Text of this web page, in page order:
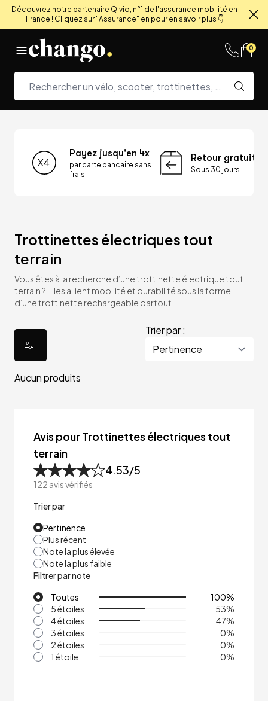
Découvrez notre partenaire Qivio, n°1 de l'assurance mobilité en
France ! Cliquez sur "Assurance" en pour en savoir plus 👇
0
Payez jusqu'en 4x
par carte bancaire sans
frais
Retour gratuit
Sous 30 jours
Trottinettes électriques tout
terrain
Vous êtes à la recherche d’une trottinette électrique tout
terrain ? Elles allient mobilité et durabilité sous la forme
d’une trottinette rechargeable partout.
Trier par :
Aucun produits
Avis pour Trottinettes électriques tout
terrain
4.53/5
122 avis vérifiés
Trier par
Pertinence
Plus récent
Note la plus élevée
Note la plus faible
Filtrer par note
Toutes
100%
5 étoiles
53%
4 étoiles
47%
3 étoiles
0%
2 étoiles
0%
1 étoile
0%